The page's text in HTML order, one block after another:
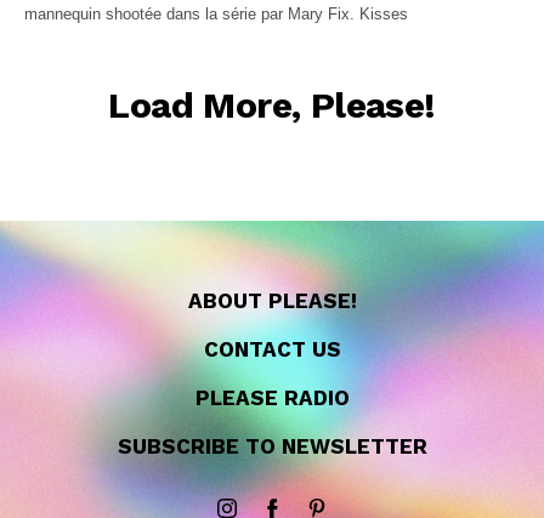
mannequin shootée dans la série par Mary Fix. Kisses
Load More, Please!
ABOUT PLEASE!
CONTACT US
PLEASE RADIO
SUBSCRIBE TO NEWSLETTER